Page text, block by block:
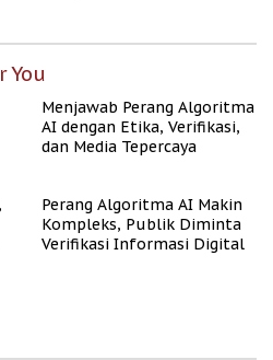
You
Menjawab Perang Algoritma
AI dengan Etika, Verifikasi,
dan Media Tepercaya
Perang Algoritma AI Makin
Kompleks, Publik Diminta
Verifikasi Informasi Digital